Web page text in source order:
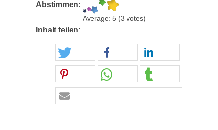
Abstimmen:
Average: 5 (3 votes)
Inhalt teilen: